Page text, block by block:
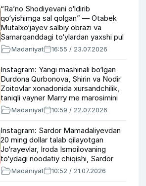
“Ra’no Shodiyevani o‘ldirib
qo‘yishimga sal qolgan” — Otabek
Mutalxo‘jayev salbiy obrazi va
Samarqanddagi to‘ylardan yaxshi pul
topishi haqida
Madaniyat 16:55 / 23.07.2026
Instagram: Yangi mashinali bo‘lgan
Durdona Qurbonova, Shirin va Nodir
Zoitovlar xonadonida xursandchilik,
taniqli vayner Marry me marosimini
o‘tkazdi
Madaniyat 10:59 / 22.07.2026
Instagram: Sardor Mamadaliyevdan
20 ming dollar talab qilayotgan
Jo‘rayevlar, Iroda Ismoilovaning
to‘ydagi noodatiy chiqishi, Sardor
Toirov xonadonida bayram
Madaniyat 10:52 / 21.07.2026